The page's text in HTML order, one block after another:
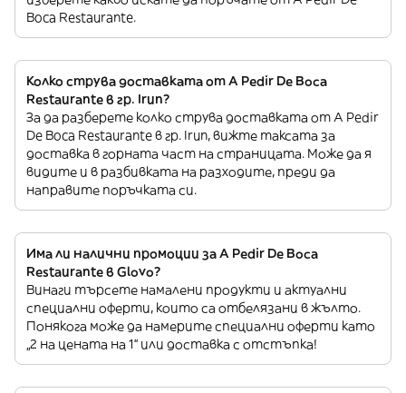
Boca Restaurante.
Колко струва доставката от A Pedir De Boca
Restaurante в гр. Irun?
За да разберете колко струва доставката от A Pedir
De Boca Restaurante в гр. Irun, вижте таксата за
доставка в горната част на страницата. Може да я
видите и в разбивката на разходите, преди да
направите поръчката си.
Има ли налични промоции за A Pedir De Boca
Restaurante в Glovo?
Винаги търсете намалени продукти и актуални
специални оферти, които са отбелязани в жълто.
Понякога може да намерите специални оферти като
„2 на цената на 1“ или доставка с отстъпка!